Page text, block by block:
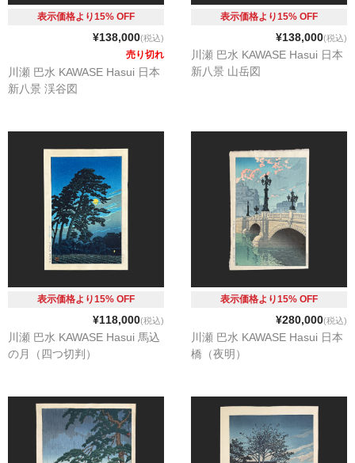
表示価格より15% OFF
¥138,000(税込)
売り切れ
川瀬 巴水 KAWASE Hasui 日本
新八景 渓谷図
表示価格より15% OFF
¥138,000(税込)
川瀬 巴水 KAWASE Hasui 日本
新八景 山岳図
表示価格より15% OFF
¥118,000(税込)
川瀬 巴水 KAWASE Hasui 馬込
の月（四つ切判）
表示価格より15% OFF
¥280,000(税込)
川瀬 巴水 KAWASE Hasui 日本
橋（夜明）